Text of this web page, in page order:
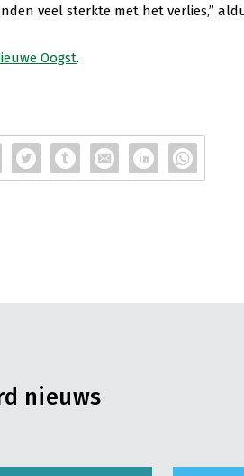
veel sterkte met het verlies,”
Oogst.
nieuws